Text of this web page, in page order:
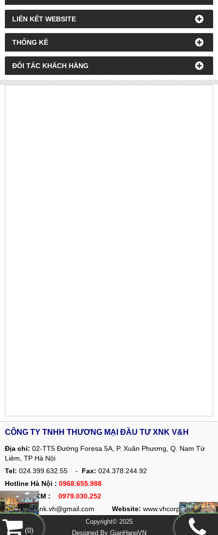
LIÊN KẾT WEBSITE
THỐNG KÊ
ĐỐI TÁC KHÁCH HÀNG
CÔNG TY TNHH THƯƠNG MẠI ĐẦU TƯ XNK V&H
Địa chỉ: 02-TT5 Đường Foresa 5A, P. Xuân Phương, Q. Nam Từ
Liêm, TP Hà Nội
Tel: 024.399.632.55 - Fax: 024.378.244.92
Hotline Hà Nội : 0968.655.988
Hotline HCM :
0979.030.252
Email: ctyxnk.vh@gmail.com Website: www.vhcorp.com.vn
Copyright© 2025
Designed By GianHangVN
(0)